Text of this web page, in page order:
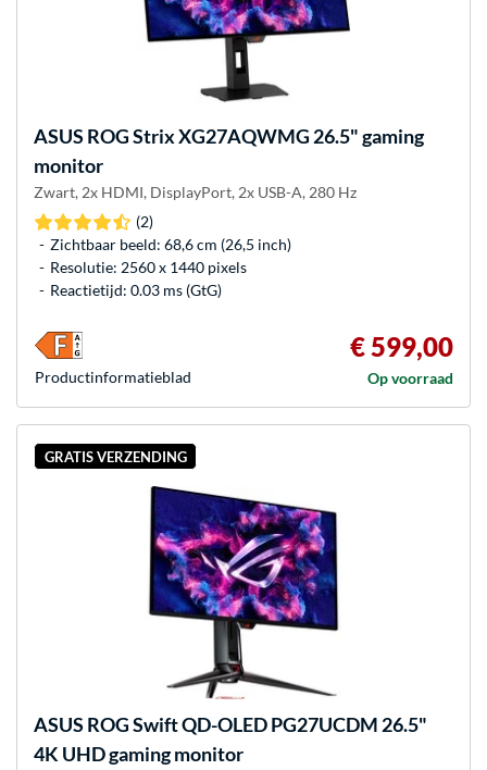
ASUS ROG Strix XG27AQWMG 26.5" gaming
monitor
Zwart, 2x HDMI, DisplayPort, 2x USB-A, 280 Hz
(2)
Zichtbaar beeld: 68,6 cm (26,5 inch)
Resolutie: 2560 x 1440 pixels
Reactietijd: 0.03 ms (GtG)
€ 599,00
Op voorraad
Product­informatieblad
GRATIS VERZENDING
ASUS ROG Swift QD-OLED PG27UCDM 26.5"
4K UHD gaming monitor